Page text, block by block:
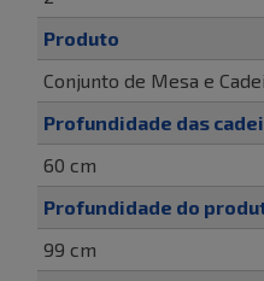
Produto
Conjunto de Mesa e
Profundidade das
60 cm
Profundidade do
99 cm